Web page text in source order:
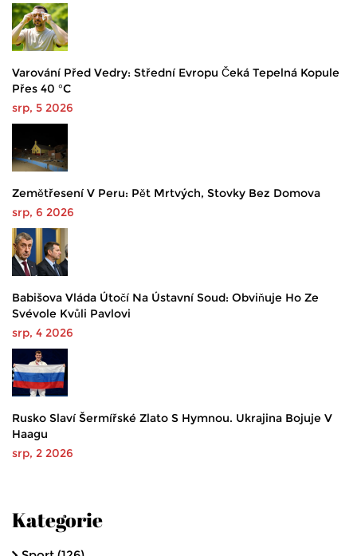
Varování Před Vedry: Střední Evropu Čeká Tepelná Kopule
Přes 40 °C
srp, 5 2026
Zemětřesení V Peru: Pět Mrtvých, Stovky Bez Domova
srp, 6 2026
Babišova Vláda Útočí Na Ústavní Soud: Obviňuje Ho Ze
Svévole Kvůli Pavlovi
srp, 4 2026
Rusko Slaví Šermířské Zlato S Hymnou. Ukrajina Bojuje V
Haagu
srp, 2 2026
Kategorie